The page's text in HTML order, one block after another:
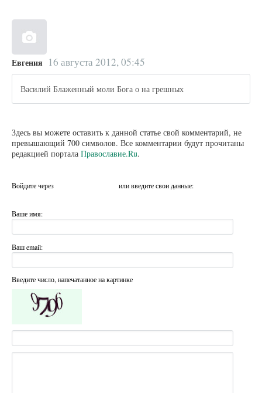
Евгения 16 августа 2012, 05:45
Василий Блаженный моли Бога о на грешных
Здесь вы можете оставить к данной статье свой комментарий, не
превышающий 700 символов. Все комментарии будут прочитаны
редакцией портала Православие.Ru.
Войдите через или введите свои данные:
Ваше имя:
Ваш email:
Введите число, напечатанное на картинке